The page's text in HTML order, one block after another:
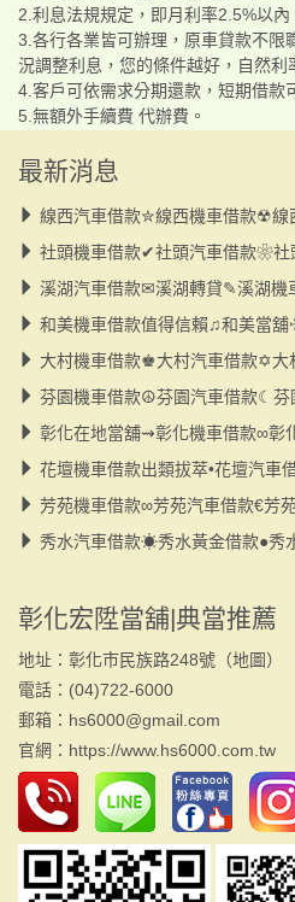
2.利息法規規定，即月利率2.5%以
3.各行各業皆可辦理，原車貸款不限
況調整利息，您的條件越好，自然利
4.客戶可依需求分期還款，短期借款
5.無額外手續費 代辦費。
最新消息
線西汽車借款✮線西機車借款☢線西附近
社頭機車借款✔社頭汽車借款❀社頭黃金
溪湖汽車借款✉溪湖轉貸✎溪湖機車借款
和美機車借款值得信賴♫和美當舖✈和美汽
大村機車借款♚大村汽車借款✡大村黃金借
芬園機車借款☮芬園汽車借款☾芬園當舖☾
彰化在地當舖⇝彰化機車借款∞彰化優質汽
花壇機車借款出類拔萃•花壇汽車借款⁂花
芳苑機車借款∞芳苑汽車借款€芳苑當舖
秀水汽車借款☀秀水黃金借款●秀水當舖●
彰化宏陞當舖|典當推薦
地址：彰化市民族路248號（地圖）
電話：(04)722-6000
郵箱：hs6000@gmail.com
官網： https://www.hs6000.com.tw